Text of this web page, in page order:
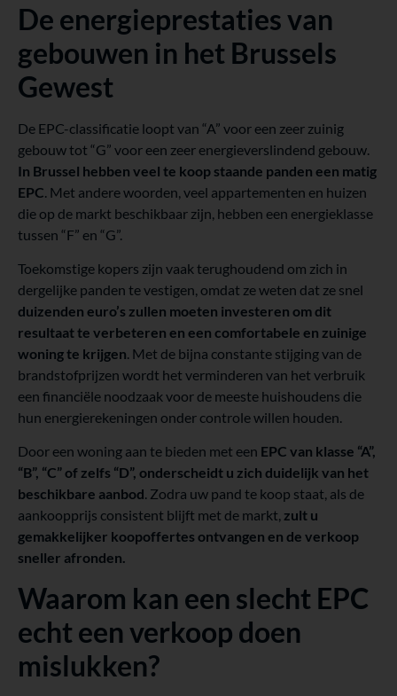
De energieprestaties van
gebouwen in het Brussels
Gewest
De EPC-classificatie loopt van “A” voor een zeer zuinig
gebouw tot “G” voor een zeer energieverslindend gebouw.
In Brussel hebben veel te koop staande panden een matig
EPC . Met andere woorden, veel appartementen en huizen
die op de markt beschikbaar zijn, hebben een energieklasse
tussen “F” en “G”.
Toekomstige kopers zijn vaak terughoudend om zich in
dergelijke panden te vestigen, omdat ze weten dat ze snel
duizenden euro’s zullen moeten investeren om dit
resultaat te verbeteren en een comfortabele en zuinige
woning te krijgen. Met de bijna constante stijging van de
brandstofprijzen wordt het verminderen van het verbruik
een financiële noodzaak voor de meeste huishoudens die
hun energierekeningen onder controle willen houden.
Door een woning aan te bieden met een EPC van klasse “A”,
“B”, “C” of zelfs “D”, onderscheidt u zich duidelijk van het
beschikbare aanbod. Zodra uw pand te koop staat, als de
aankoopprijs consistent blijft met de markt, zult u
gemakkelijker koopoffertes ontvangen en de verkoop
sneller afronden.
Waarom kan een slecht EPC
echt een verkoop doen
mislukken?